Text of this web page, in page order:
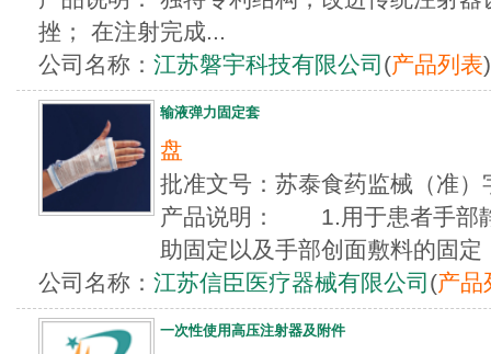
挫； 在注射完成...
公司名称： 江苏磐宇科技有限公司 (产品列表)
输液弹力固定套
盘
批准文号：苏泰食药监械（
产品说明： 1.用于患者手部
助固定以及手部创面敷料的
公司名称： 江苏信臣医疗器械有限公司 (产品
一次性使用高压注射器及附件